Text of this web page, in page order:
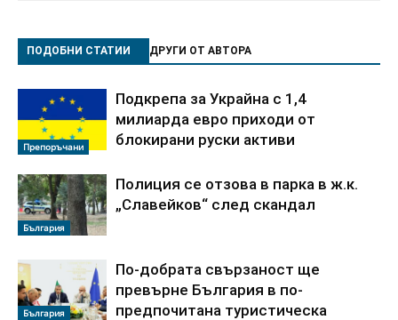
ПОДОБНИ СТАТИИ ДРУГИ ОТ АВТОРА
Препоръчани
Подкрепа за Украйна с 1,4
милиарда евро приходи от
блокирани руски активи
България
Полиция се отзова в парка в ж.к.
„Славейков“ след скандал
България
По‑добрата свързаност ще
превърне България в по-
предпочитана туристическа